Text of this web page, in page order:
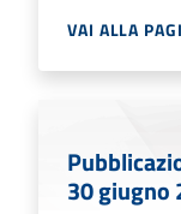
VAI ALLA
30 giugno